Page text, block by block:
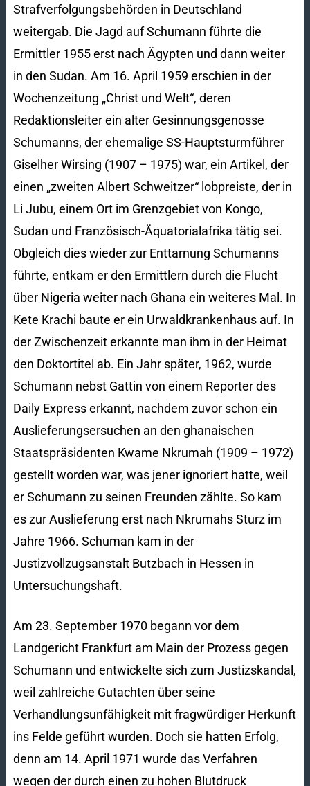
Strafverfolgungsbehörden in Deutschland
weitergab. Die Jagd auf Schumann führte die
Ermittler 1955 erst nach Ägypten und dann weiter
in den Sudan. Am 16. April 1959 erschien in der
Wochenzeitung „Christ und Welt“, deren
Redaktionsleiter ein alter Gesinnungsgenosse
Schumanns, der ehemalige SS-Hauptsturmführer
Giselher Wirsing (1907 – 1975) war, ein Artikel, der
einen „zweiten Albert Schweitzer“ lobpreiste, der in
Li Jubu, einem Ort im Grenzgebiet von Kongo,
Sudan und Französisch-Äquatorialafrika tätig sei.
Obgleich dies wieder zur Enttarnung Schumanns
führte, entkam er den Ermittlern durch die Flucht
über Nigeria weiter nach Ghana ein weiteres Mal. In
Kete Krachi baute er ein Urwaldkrankenhaus auf. In
der Zwischenzeit erkannte man ihm in der Heimat
den Doktortitel ab. Ein Jahr später, 1962, wurde
Schumann nebst Gattin von einem Reporter des
Daily Express erkannt, nachdem zuvor schon ein
Auslieferungsersuchen an den ghanaischen
Staatspräsidenten Kwame Nkrumah (1909 – 1972)
gestellt worden war, was jener ignoriert hatte, weil
er Schumann zu seinen Freunden zählte. So kam
es zur Auslieferung erst nach Nkrumahs Sturz im
Jahre 1966. Schuman kam in der
Justizvollzugsanstalt Butzbach in Hessen in
Untersuchungshaft.
Am 23. September 1970 begann vor dem
Landgericht Frankfurt am Main der Prozess gegen
Schumann und entwickelte sich zum Justizskandal,
weil zahlreiche Gutachten über seine
Verhandlungsunfähigkeit mit fragwürdiger Herkunft
ins Felde geführt wurden. Doch sie hatten Erfolg,
denn am 14. April 1971 wurde das Verfahren
wegen der durch einen zu hohen Blutdruck